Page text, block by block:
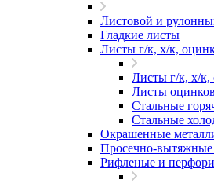
Листовой и
Гладкие листы
Листы г/к, х/к,
Листы г/к, х/
Листы
Стальные
Стальные
Окрашенные
Просечно-
Рифленые и